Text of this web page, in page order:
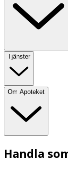
Tjänster
Om Apoteket
Handla